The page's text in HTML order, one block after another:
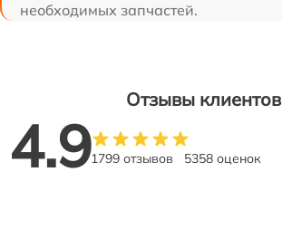
необходимых запчастей.
Отзывы клиентов
4.91799 отзывов 5358 оценок